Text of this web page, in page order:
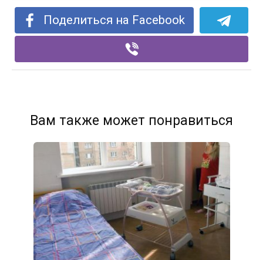
Поделиться на Facebook
Вам также может понравиться